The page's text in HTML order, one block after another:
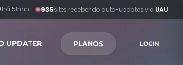
935sites recebendo auto-updates via UAU
·há 51min
UPDATER PLANOS LOGIN